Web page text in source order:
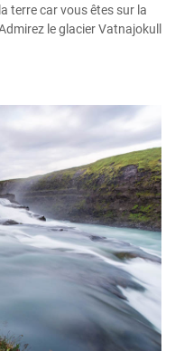
terre car vous êtes sur la
le glacier Vatnajokull